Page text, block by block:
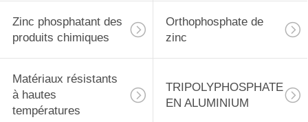
Zinc phosphatant des
produits chimiques
Orthophosphate de
zinc
Matériaux résistants
à hautes
températures
TRIPOLYPHOSPHATE
EN ALUMINIUM